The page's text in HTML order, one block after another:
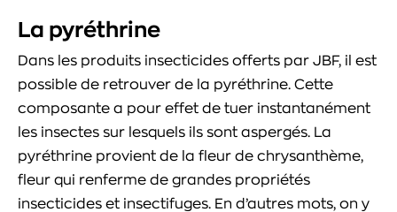
La pyréthrine
Dans les produits insecticides offerts par JBF, il est
possible de retrouver de la pyréthrine. Cette
composante a pour effet de tuer instantanément
les insectes sur lesquels ils sont aspergés. La
pyréthrine provient de la fleur de chrysanthème,
fleur qui renferme de grandes propriétés
insecticides et insectifuges. En d’autres mots, on y